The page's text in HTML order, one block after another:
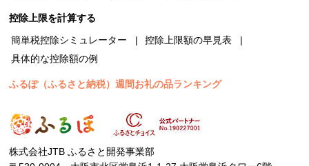
控除上限を計算する
簡単税控除シミュレーター
控除上限額の早見表
具体的な控除額の例
ふるぽ（ふるさと納税）週間お礼の品ランキング
株式会社JTB ふるさと開発事業部